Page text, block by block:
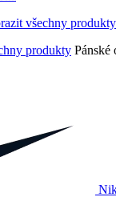
produkty Pánské